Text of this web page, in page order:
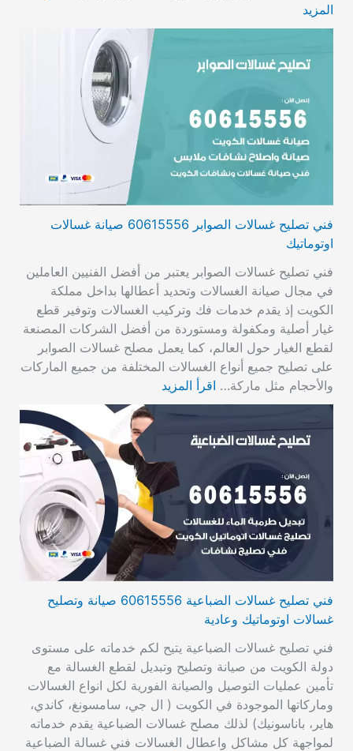
المزيد
فني تصليح غسالات الصوابر 60615556 صيانة غسالات
اوتوماتيك
فني تصليح غسالات الصوابر يعتبر من أفضل الفنيين العاملين
في مجال صيانة الغسالات وتحديد أعطالها بداخل مملكة
الكويت إذ يقدم خدمات فك وتركيب الغسالات وتوفير قطع
غيار أصلية ومكفولة ومستوردة من أفضل الشركات المصنعة
لقطع الغيار حول العالم، كما يعمل مصلح غسالات الصوابر
على تصليح جميع أنواع الغسالات المختلفة من جميع الماركات
والأحجام مثل ماركة… اقرأ المزيد
فني تصليح غسالات الضباعية 60615556 صيانة وتصليح
غسالات اوتوماتيك وعادية
فني تصليح غسالات الضباعية يتيح لكم خدماته على مستوى
دولة الكويت من صيانة وتصليح وتبديل لقطع الغسالة مع
تأمين عمليات التوصيل والصيانة الفورية لكل انواع الغسالات
وماركاتها الموجودة في الكويت ( ال جي، سامسونغ، كاندي،
هاير، باناسونيك) لذلك مصلح غسالات الضباعية يقدم خدماته
لمواجهة كل مشاكل واعطال الغسالات فني غسالة الضباعية